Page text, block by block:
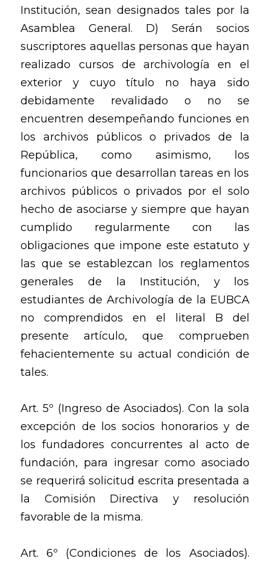
Institución, sean designados tales por la
Asamblea General. D) Serán socios
suscriptores aquellas personas que hayan
realizado cursos de archivología en el
exterior y cuyo título no haya sido
debidamente revalidado o no se
encuentren desempeñando funciones en
los archivos públicos o privados de la
República, como asimismo, los
funcionarios que desarrollan tareas en los
archivos públicos o privados por el solo
hecho de asociarse y siempre que hayan
cumplido regularmente con las
obligaciones que impone este estatuto y
las que se establezcan los reglamentos
generales de la Institución, y los
estudiantes de Archivología de la EUBCA
no comprendidos en el literal B del
presente artículo, que comprueben
fehacientemente su actual condición de
tales.
Art. 5º (Ingreso de Asociados). Con la sola
excepción de los socios honorarios y de
los fundadores concurrentes al acto de
fundación, para ingresar como asociado
se requerirá solicitud escrita presentada a
la Comisión Directiva y resolución
favorable de la misma.
Art. 6º (Condiciones de los Asociados).